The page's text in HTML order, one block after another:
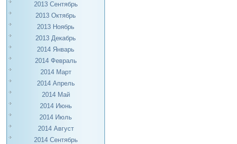
2013 Сентябрь
2013 Октябрь
2013 Ноябрь
2013 Декабрь
2014 Январь
2014 Февраль
2014 Март
2014 Апрель
2014 Май
2014 Июнь
2014 Июль
2014 Август
2014 Сентябрь